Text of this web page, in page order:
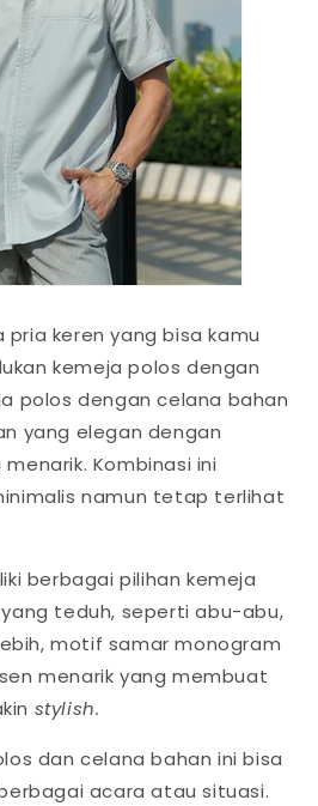
pria keren yang bisa kamu
kemeja polos dengan
polos dengan celana bahan
yang elegan dengan
Kombinasi ini
namun tetap terlihat
berbagai pilihan kemeja
teduh, seperti abu-abu,
motif samar monogram
menarik yang membuat
stylish.
dan celana bahan ini bisa
acara atau situasi.